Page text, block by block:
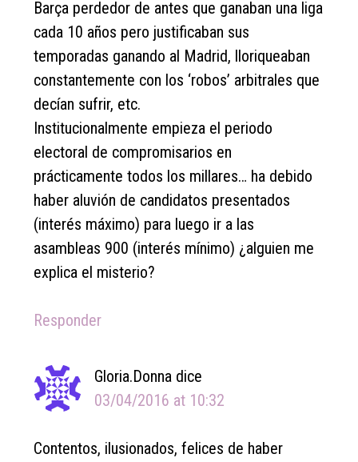
Barça perdedor de antes que ganaban una liga
cada 10 años pero justificaban sus
temporadas ganando al Madrid, lloriqueaban
constantemente con los ‘robos’ arbitrales que
decían sufrir, etc.
Institucionalmente empieza el periodo
electoral de compromisarios en
prácticamente todos los millares… ha debido
haber aluvión de candidatos presentados
(interés máximo) para luego ir a las
asambleas 900 (interés mínimo) ¿alguien me
explica el misterio?
Responder
Gloria.Donna dice
03/04/2016 at 10:32
Contentos, ilusionados, felices de haber